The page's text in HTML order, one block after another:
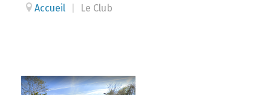
Accueil Le Club